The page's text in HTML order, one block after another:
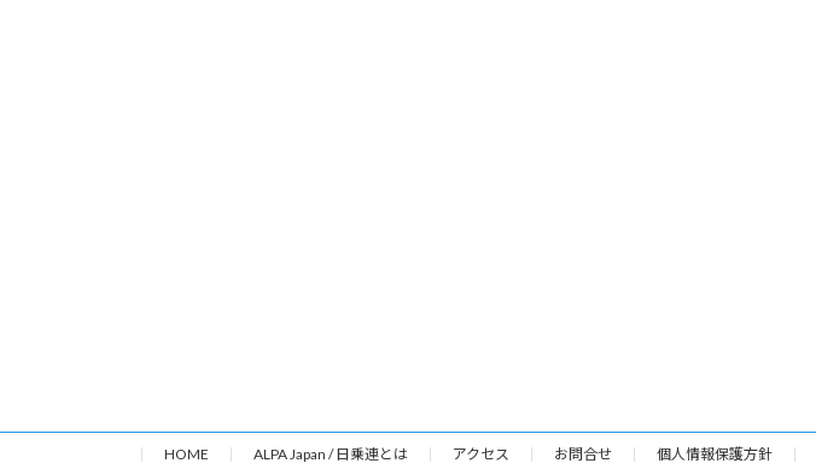
HOME ALPA Japan / 日乗連とは アクセス お問合せ 個人情報保護方針